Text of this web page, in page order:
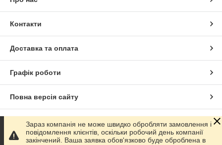
Контакти
Доставка та оплата
Графік роботи
Повна версія сайту
Сайт створено на маркетплейсіProm.ua
Зараз компанія не може швидко обробляти замовлення і
повідомлення клієнтів, оскільки робочий день компанії
закінчений. Ваша заявка обов'язково буде оброблена в